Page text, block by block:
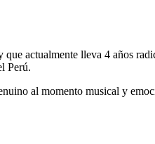
actualmente lleva 4 años
Perú.
al momento musical y